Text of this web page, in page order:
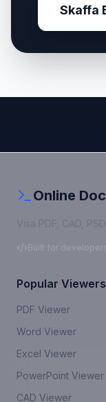
Skaffa
Online
Visa PDF, CAD,
Built for developers
Popular Viewers
PDF Viewer
Word Viewer
Excel Viewer
PowerPoint Viewer
CAD Viewer